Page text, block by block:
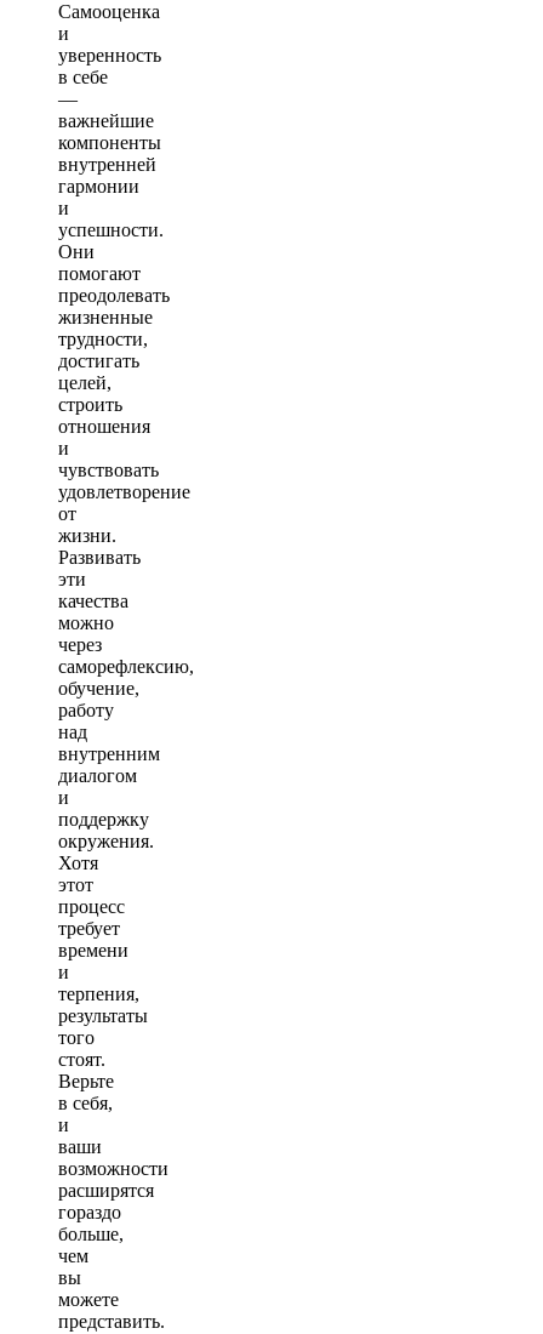
Самооценка
и
уверенность
в себе
—
важнейшие
компоненты
внутренней
гармонии
и
успешности.
Они
помогают
преодолевать
жизненные
трудности,
достигать
целей,
строить
отношения
и
чувствовать
удовлетворение
от
жизни.
Развивать
эти
качества
можно
через
саморефлексию,
обучение,
работу
над
внутренним
диалогом
и
поддержку
окружения.
Хотя
этот
процесс
требует
времени
и
терпения,
результаты
того
стоят.
Верьте
в себя,
и
ваши
возможности
расширятся
гораздо
больше,
чем
вы
можете
представить.